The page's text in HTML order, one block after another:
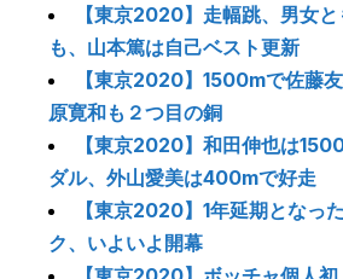
【東京2020】走幅跳、男女
も、山本篤は自己ベスト更新
【東京2020】1500mで佐藤
原寛和も２つ目の銅
【東京2020】和田伸也は
ダル、外山愛美は400mで好走
【東京2020】1年延期となっ
ク、いよいよ開幕